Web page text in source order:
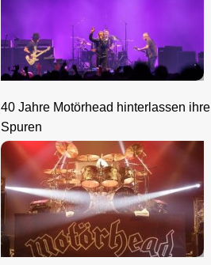
40 Jahre Motörhead hinterlassen ihre
Spuren